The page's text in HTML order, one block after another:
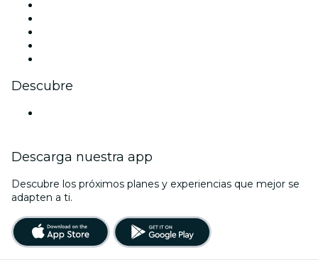
Descubre
Descarga nuestra app
Descubre los próximos planes y experiencias que mejor se
adapten a ti.